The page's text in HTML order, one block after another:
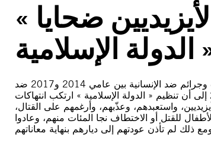
« إرث الإرهاب: محنة الأطفال الأيزيديين ضحايا
الإسلامية
ارتكبت جماعة مسلحة تطلق على نفسها اسم تنظيم « الدولة الإسلامية » جرائم حرب وجرائم ضد الإنسانية بين عامي 2014 و2017 ضد
المجتمع الأيزيدي في العراق. وقد خلصت لجنة تحقيق تابعة للأمم المتحدة في 2015 إلى أن تنظيم « الدولة الإسلامية » ارتكب انتهاكات
واستعبدهم، وعذّبهم، وأرغمهم على القتال،
للقتل أو الاختطاف نجا المئات منهم، وعادوا